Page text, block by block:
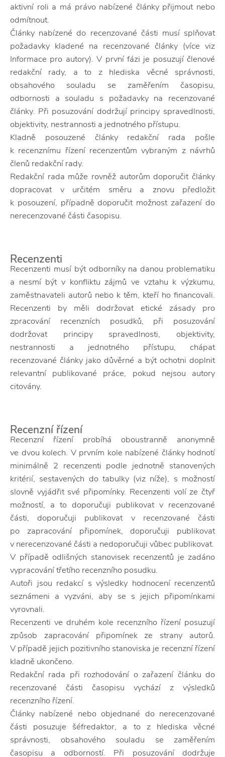
aktivní roli a má právo nabízené články přijmout nebo
odmítnout.
Články nabízené do recenzované části musí splňovat
požadavky kladené na recenzované články (více viz
Informace pro autory). V první fázi je posuzují členové
redakční rady, a to z hlediska věcné správnosti,
obsahového souladu se zaměřením časopisu,
odbornosti a souladu s požadavky na recenzované
články. Při posuzování dodržují principy spravedlnosti,
objektivity, nestrannosti a jednotného přístupu.
Kladně posouzené články redakční rada pošle
k recenznímu řízení recenzentům vybraným z návrhů
členů redakční rady.
Redakční rada může rovněž autorům doporučit články
dopracovat v určitém směru a znovu předložit
k posouzení, případně doporučit možnost zařazení do
nerecenzované části časopisu.
Recenzenti
Recenzenti musí být odborníky na danou problematiku
a nesmí být v konfliktu zájmů ve vztahu k výzkumu,
zaměstnavateli autorů nebo k těm, kteří ho financovali.
Recenzenti by měli dodržovat etické zásady pro
zpracování recenzních posudků, při posuzování
dodržovat principy spravedlnosti, objektivity,
nestrannosti a jednotného přístupu, chápat
recenzované články jako důvěrné a být ochotni doplnit
relevantní publikované práce, pokud nejsou autory
citovány.
Recenzní řízení
Recenzní řízení probíhá oboustranně anonymně
ve dvou kolech. V prvním kole nabízené články hodnotí
minimálně 2 recenzenti podle jednotně stanovených
kritérií, sestavených do tabulky (viz níže), s možností
slovně vyjádřit své připomínky. Recenzenti volí ze čtyř
možností, a to doporučuji publikovat v recenzované
části, doporučuji publikovat v recenzované části
po zapracování připomínek, doporučuji publikovat
v nerecenzované části a nedoporučuji vůbec publikovat.
V případě odlišných stanovisek recenzentů je zadáno
vypracování třetího recenzního posudku.
Autoři jsou redakcí s výsledky hodnocení recenzentů
seznámeni a vyzváni, aby se s jejich připomínkami
vyrovnali.
Recenzenti ve druhém kole recenzního řízení posuzují
způsob zapracování připomínek ze strany autorů.
V případě jejich pozitivního stanoviska je recenzní řízení
kladně ukončeno.
Redakční rada při rozhodování o zařazení článku do
recenzované části časopisu vychází z výsledků
recenzního řízení.
Články nabízené nebo objednané do nerecenzované
části posuzuje šéfredaktor, a to z hlediska věcné
správnosti, obsahového souladu se zaměřením
časopisu a odborností. Při posuzování dodržuje